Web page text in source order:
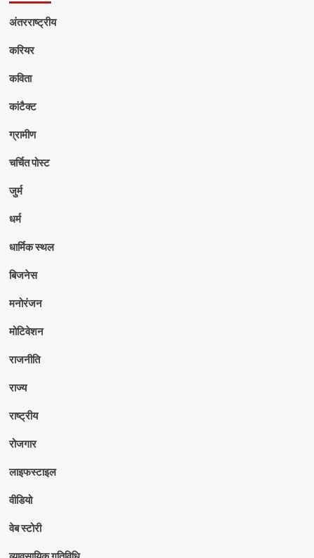
अंतरराष्ट्रीय
करियर
कविता
कांटैक्ट
ग्रामीण
चर्चित पोस्ट
जुर्म
धर्म
धार्मिक स्थल
बिजनेस
मनोरंजन
मोटिवेशन
राजनीति
राज्य
राष्ट्रीय
रोजगार
लाइफस्टाइल
वीडियो
वेब स्टोरी